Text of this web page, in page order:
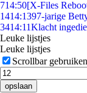
714:50[X-Files
1414:1397-jarige
3414:11Klacht
Leuke lijstjes
Leuke lijstjes
Scrollbar gebruiken
opslaan